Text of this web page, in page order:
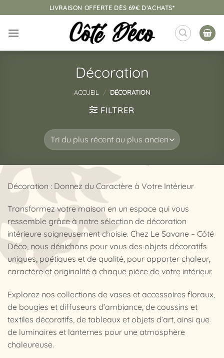
au
contenu
LIVRAISON OFFERTE DÈS 69€ D'ACHATS*
Décoration
ACCUEIL / DÉCORATION
FILTRER
Décoration : Donnez du Caractère à Votre Intérieur
Transformez votre maison en un espace qui vous
ressemble grâce à notre sélection de décoration
intérieure soigneusement choisie. Chez Le Savane – Côté
Déco, nous dénichons pour vous des objets décoratifs
uniques, poétiques et de qualité, pour apporter chaleur,
caractère et originalité à chaque pièce de votre intérieur.
Explorez nos collections de vases et accessoires floraux,
de bougies et diffuseurs d’ambiance, de coussins et
textiles décoratifs, de tableaux et objets d’art, ainsi que
de luminaires et lanternes pour une atmosphère
chaleureuse.